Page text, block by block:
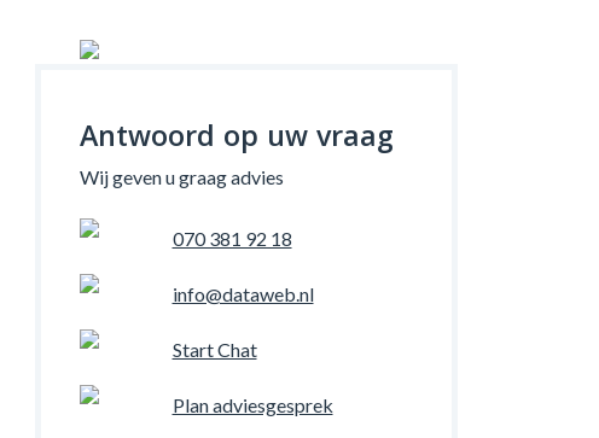
Antwoord op uw vraag
Wij geven u graag advies
070 381 92 18
info@dataweb.nl
Start Chat
Plan adviesgesprek